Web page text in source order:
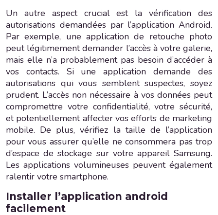
Un autre aspect crucial est la vérification des
autorisations demandées par l’application Android.
Par exemple, une application de retouche photo
peut légitimement demander l’accès à votre galerie,
mais elle n’a probablement pas besoin d’accéder à
vos contacts. Si une application demande des
autorisations qui vous semblent suspectes, soyez
prudent. L’accès non nécessaire à vos données peut
compromettre votre confidentialité, votre sécurité,
et potentiellement affecter vos efforts de marketing
mobile. De plus, vérifiez la taille de l’application
pour vous assurer qu’elle ne consommera pas trop
d’espace de stockage sur votre appareil Samsung.
Les applications volumineuses peuvent également
ralentir votre smartphone.
Installer l’application android
facilement